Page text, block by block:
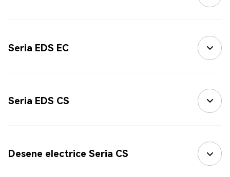
Seria EDS EC
Seria EDS CS
Desene electrice Seria CS